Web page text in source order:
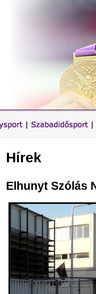
Hírek
Elhunyt Szólás